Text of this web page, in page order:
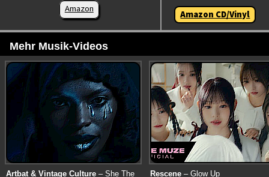
Amazon Amazon CD/Vinyl
Mehr Musik-Videos
Artbat & Vintage Culture – She The
Rescene – Glow Up